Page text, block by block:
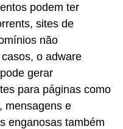
podem ter
sites de
não
o adware
gerar
para páginas como
mensagens e
enganosas também